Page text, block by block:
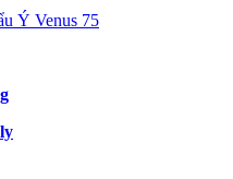
Ý Venus 75